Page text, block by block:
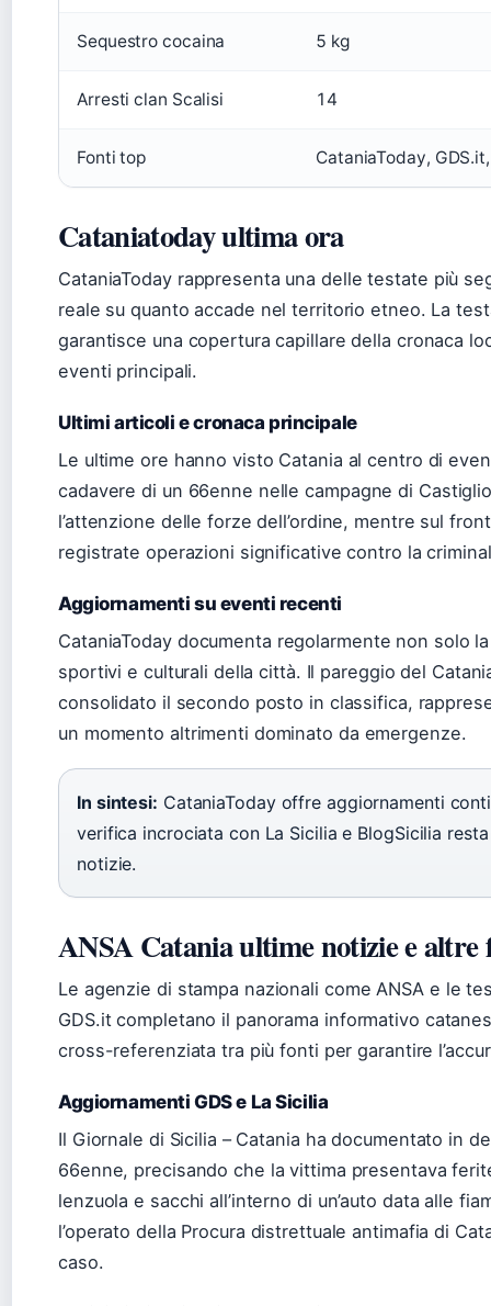
Sequestro cocaina 5 kg
Arresti clan Scalisi 14
Fonti top CataniaToday,
Cataniatoday ultima ora
CataniaToday rappresenta una delle testate più
reale su quanto accade nel territorio etneo. La
garantisce una copertura capillare della cronaca
eventi principali.
Ultimi articoli e cronaca principale
Le ultime ore hanno visto Catania al centro di
cadavere di un 66enne nelle campagne di
l’attenzione delle forze dell’ordine, mentre sul
registrate operazioni significative contro la
Aggiornamenti su eventi recenti
CataniaToday documenta regolarmente non solo
sportivi e culturali della città. Il pareggio del
consolidato il secondo posto in classifica,
un momento altrimenti dominato da emergenze.
In sintesi: CataniaToday offre aggiornamenti
verifica incrociata con La Sicilia e BlogSicilia
notizie.
ANSA Catania ultime notizie e altre
Le agenzie di stampa nazionali come ANSA e le
GDS.it completano il panorama informativo
cross-referenziata tra più fonti per garantire
Aggiornamenti GDS e La Sicilia
Il Giornale di Sicilia – Catania ha documentato in
66enne, precisando che la vittima presentava
lenzuola e sacchi all’interno di un’auto data alle
l’operato della Procura distrettuale antimafia di
caso.